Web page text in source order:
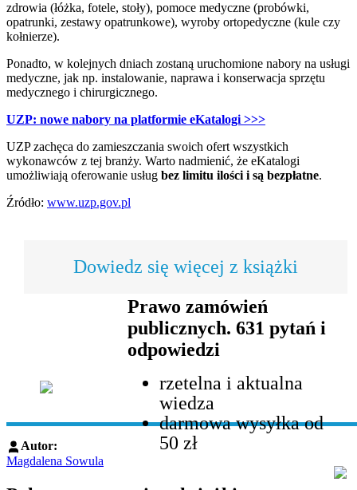
zdrowia (łóżka, fotele, stoły), pomoce medyczne (probówki,
opatrunki, zestawy opatrunkowe), wyroby ortopedyczne (kule czy
kołnierze).
Ponadto, w kolejnych dniach zostaną uruchomione nabory na usługi
medyczne, jak np. instalowanie, naprawa i konserwacja sprzętu
medycznego i chirurgicznego.
UZP: nowe nabory na platformie eKatalogi >>>
UZP zachęca do zamieszczania swoich ofert wszystkich
wykonawców z tej branży. Warto nadmienić, że eKatalogi
umożliwiają oferowanie usług bez limitu ilości i są bezpłatne.
Źródło: www.uzp.gov.pl
Dowiedz się więcej z książki
Prawo zamówień
publicznych. 631 pytań i
odpowiedzi
rzetelna i aktualna
wiedza
darmowa wysyłka od
50 zł
Autor:
Magdalena Sowula